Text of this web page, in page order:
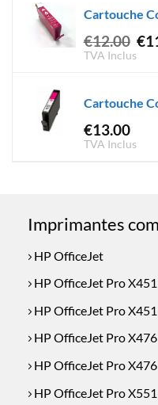
Cartouche
€12.00 Le
€
TVA Inclus
Cartouche
€13.00
TVA Inclus
Imprimantes
HP OfficeJet
HP OfficeJet Pro X451
HP OfficeJet Pro
HP OfficeJet Pro X476
HP OfficeJet Pro
HP OfficeJet Pro X551